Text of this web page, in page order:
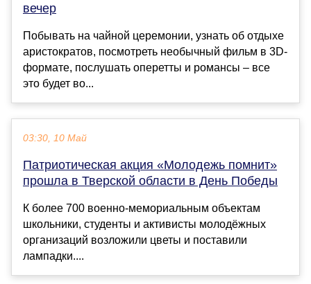
вечер
Побывать на чайной церемонии, узнать об отдыхе
аристократов, посмотреть необычный фильм в 3D-
формате, послушать оперетты и романсы – все
это будет во...
03:30, 10 Май
Патриотическая акция «Молодежь помнит»
прошла в Тверской области в День Победы
К более 700 военно-мемориальным объектам
школьники, студенты и активисты молодёжных
организаций возложили цветы и поставили
лампадки....